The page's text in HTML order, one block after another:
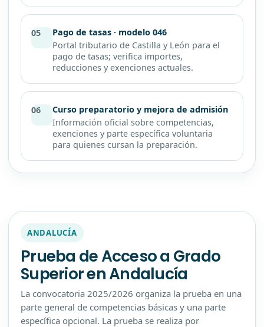
05
Pago de tasas · modelo 046
Portal tributario de Castilla y León para el
pago de tasas; verifica importes,
reducciones y exenciones actuales.
06
Curso preparatorio y mejora de admisión
Información oficial sobre competencias,
exenciones y parte específica voluntaria
para quienes cursan la preparación.
ANDALUCÍA
Prueba de Acceso a Grado
Superior en Andalucía
La convocatoria 2025/2026 organiza la prueba en una
parte general de competencias básicas y una parte
específica opcional. La prueba se realiza por